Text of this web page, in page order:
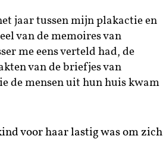
jaar tussen mijn plakactie en
van de memoires van
me eens verteld had, de
van de briefjes van
de mensen uit hun huis kwam
voor haar lastig was om zich